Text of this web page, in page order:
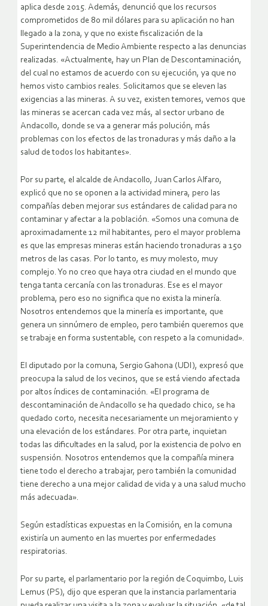
aplica desde 2015. Además, denunció que los recursos
comprometidos de 80 mil dólares para su aplicación no han
llegado a la zona, y que no existe fiscalización de la
Superintendencia de Medio Ambiente respecto a las denuncias
realizadas. «Actualmente, hay un Plan de Descontaminación,
del cual no estamos de acuerdo con su ejecución, ya que no
hemos visto cambios reales. Solicitamos que se eleven las
exigencias a las mineras. A su vez, existen temores, vemos que
las mineras se acercan cada vez más, al sector urbano de
Andacollo, donde se va a generar más polución, más
problemas con los efectos de las tronaduras y más daño a la
salud de todos los habitantes».
Por su parte, el alcalde de Andacollo, Juan Carlos Alfaro,
explicó que no se oponen a la actividad minera, pero las
compañías deben mejorar sus estándares de calidad para no
contaminar y afectar a la población. «Somos una comuna de
aproximadamente 12 mil habitantes, pero el mayor problema
es que las empresas mineras están haciendo tronaduras a 150
metros de las casas. Por lo tanto, es muy molesto, muy
complejo. Yo no creo que haya otra ciudad en el mundo que
tenga tanta cercanía con las tronaduras. Ese es el mayor
problema, pero eso no significa que no exista la minería.
Nosotros entendemos que la minería es importante, que
genera un sinnúmero de empleo, pero también queremos que
se trabaje en forma sustentable, con respeto a la comunidad».
El diputado por la comuna, Sergio Gahona (UDI), expresó que
preocupa la salud de los vecinos, que se está viendo afectada
por altos índices de contaminación. «El programa de
descontaminación de Andacollo se ha quedado chico, se ha
quedado corto, necesita necesariamente un mejoramiento y
una elevación de los estándares. Por otra parte, inquietan
todas las dificultades en la salud, por la existencia de polvo en
suspensión. Nosotros entendemos que la compañía minera
tiene todo el derecho a trabajar, pero también la comunidad
tiene derecho a una mejor calidad de vida y a una salud mucho
más adecuada».
Según estadísticas expuestas en la Comisión, en la comuna
existiría un aumento en las muertes por enfermedades
respiratorias.
Por su parte, el parlamentario por la región de Coquimbo, Luis
Lemus (PS), dijo que esperan que la instancia parlamentaria